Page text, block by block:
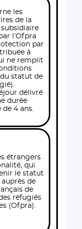
les
de la
l’Ofpra
par
à
ne remplit
statut de
délivré
durée
de 4 ans.
étrangers
qui
le statut
auprès de
de
réfugiés
(Ofpra).